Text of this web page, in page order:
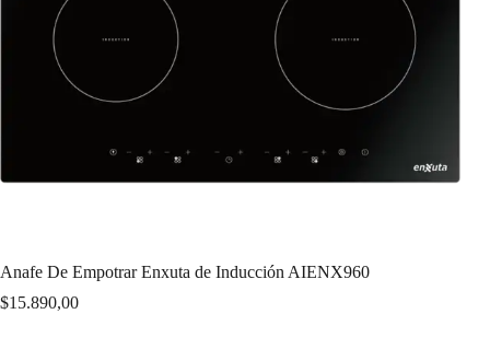
Anafe De Empotrar Enxuta de Inducción AIENX960
$15.890,00